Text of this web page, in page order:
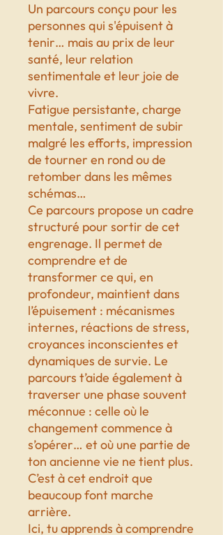
Un parcours conçu pour les
personnes qui s'épuisent à
tenir… mais au prix de leur
santé, leur relation
sentimentale et leur joie de
vivre.
Fatigue persistante, charge
mentale, sentiment de subir
malgré les efforts, impression
de tourner en rond ou de
retomber dans les mêmes
schémas…
Ce parcours propose un cadre
structuré pour sortir de cet
engrenage. Il permet de
comprendre et de
transformer ce qui, en
profondeur, maintient dans
l’épuisement : mécanismes
internes, réactions de stress,
croyances inconscientes et
dynamiques de survie. Le
parcours t’aide également à
traverser une phase souvent
méconnue : celle où le
changement commence à
s’opérer… et où une partie de
ton ancienne vie ne tient plus.
C’est à cet endroit que
beaucoup font marche
arrière.
Ici, tu apprends à comprendre